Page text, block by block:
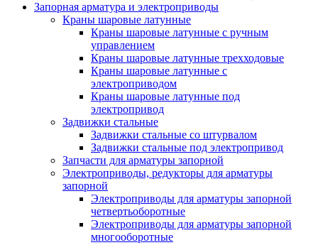
Запорная арматура и электроприводы
Краны шаровые латунные
Краны шаровые латунные с ручным
управлением
Краны шаровые латунные трехходовые
Краны шаровые латунные с
электроприводом
Краны шаровые латунные под
электропривод
Задвижки стальные
Задвижки стальные со штурвалом
Задвижки стальные под электропривод
Запчасти для арматуры запорной
Электроприводы, редукторы для арматуры
запорной
Электроприводы для арматуры запорной
четвертьоборотные
Электроприводы для арматуры запорной
многооборотные